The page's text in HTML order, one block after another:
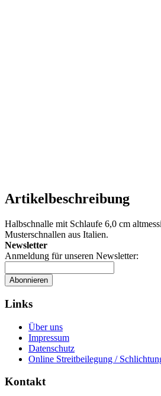
Artikelbeschreibung
Halbschnalle mit Schlaufe 6,0 cm
Musterschnallen aus Italien.
Newsletter
Anmeldung für unseren Newsletter:
Abonnieren
Links
Über uns
Impressum
Datenschutz
Online Streitbeilegung /
Kontakt